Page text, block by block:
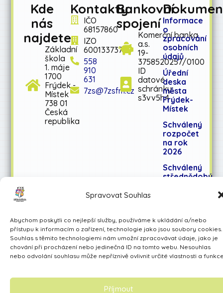
Spravovat Souhlas
Abychom poskytli co nejlepší služby, používáme k ukládání a/nebo
přístupu k informacím o zařízení, technologie jako jsou soubory cookies.
Souhlas s těmito technologiemi nám umožní zpracovávat údaje, jako je
chování při procházení nebo jedinečná ID na tomto webu. Nesouhlas
nebo odvolání souhlasu může nepříznivě ovlivnit určité vlastnosti a
Příjmout
Kde
nás
najdete
Základní
škola
1. máje
1700
Frýdek -
Místek
738 01
Česká
republika
Kontakty
IČO
68157860
IZO
600133737
558
910
631
7zs@7zsfm.cz
Bankovní
spojení
Komerční banka
a.s.
19-
3758520257/0100
ID
datové
schránky:
s3vv5h4
Informace
o
zpracování
osobních
údajů
Úřední
deska
města
Frýdek-
Místek
Schválený
rozpočet
na rok
2026
Schválený
střednědobý
2028
Učíme se pro život